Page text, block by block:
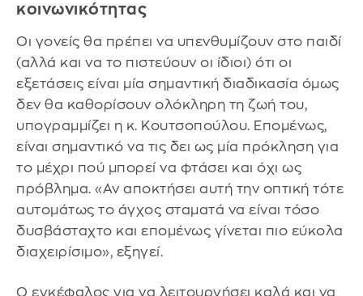
κοινωνικότητας
Οι γονείς θα πρέπει να υπενθυμίζουν στο παιδί
(αλλά και να το πιστεύουν οι ίδιοι) ότι οι
εξετάσεις είναι μία σημαντική διαδικασία όμως
δεν θα καθορίσουν ολόκληρη τη ζωή του,
υπογραμμίζει η κ. Κουτσοπούλου. Επομένως,
είναι σημαντικό να τις δει ως μία πρόκληση για
το μέχρι πού μπορεί να φτάσει και όχι ως
πρόβλημα. «Αν αποκτήσει αυτή την οπτική τότε
αυτομάτως το άγχος σταματά να είναι τόσο
δυσβάσταχτο και επομένως γίνεται πιο εύκολα
διαχειρίσιμο», εξηγεί.
Ο εγκέφαλος για να λειτουργήσει καλά και να